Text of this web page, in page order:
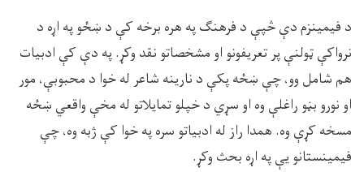
د فيمينزم دې څپې د فرهنګ په هره برخه کې د ښځو په اړه د
نرواکې ټولنې پر تعريفونو او مشخصاتو نقد وکړ. په دې کې ادبيات
هم شامل وو، چې ښځه پکې د نارينه شاعر له خوا د محبوبې، مور
او نورو بڼو راغلې وه او سړي د خپلو تمايلاتو له مخې واقعي ښځه
مسخه کړې وه. همدا راز له ادبياتو سره په خوا کې ژبه وه، چې
فيمينستانو يې په اړه بحث وکړ.